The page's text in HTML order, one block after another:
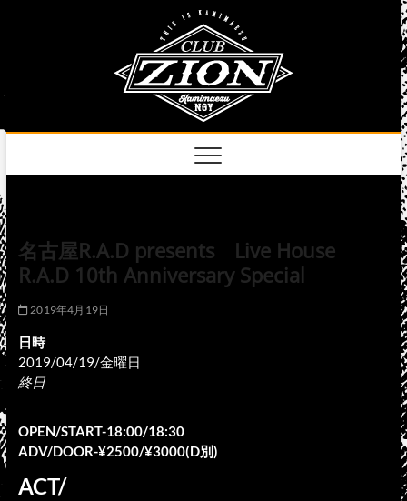
名古屋R.A.D presents Live House
R.A.D 10th Anniversary Special
2019年4月19日
日時
2019/04/19/金曜日
終日
OPEN/START-18:00/18:30
ADV/DOOR-¥2500/¥3000(D別)
ACT/